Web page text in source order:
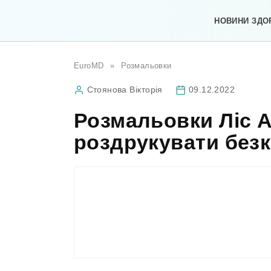
НОВИНИ
EuroMD » Розмальовки
Стоянова Вікторія 09.12.2022
Розмальовки Ліс
роздрукувати